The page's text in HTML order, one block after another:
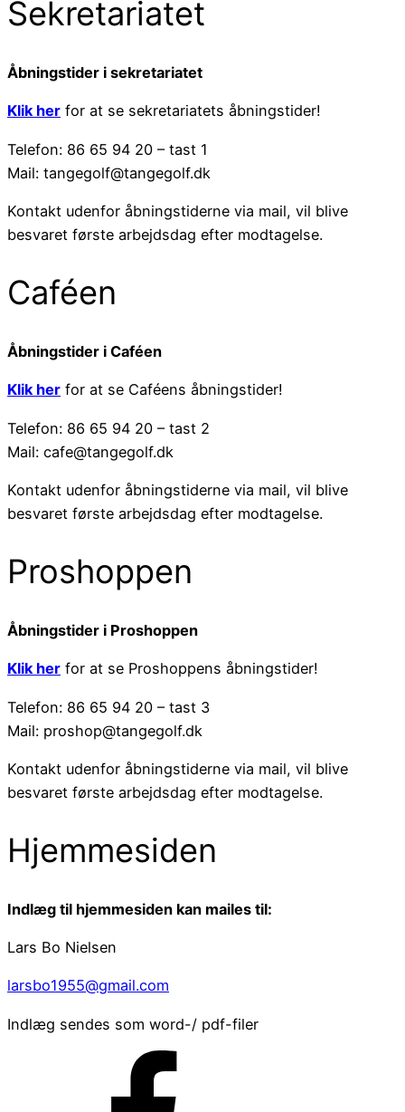
Sekretariatet
Åbningstider i sekretariatet
Klik her for at se sekretariatets åbningstider!
Telefon: 86 65 94 20 – tast 1
Mail: tangegolf@tangegolf.dk
Kontakt udenfor åbningstiderne via mail, vil blive
besvaret første arbejdsdag efter modtagelse.
Caféen
Åbningstider i Caféen
Klik her for at se Caféens åbningstider!
Telefon: 86 65 94 20 – tast 2
Mail: cafe@tangegolf.dk
Kontakt udenfor åbningstiderne via mail, vil blive
besvaret første arbejdsdag efter modtagelse.
Proshoppen
Åbningstider i Proshoppen
Klik her for at se Proshoppens åbningstider!
Telefon: 86 65 94 20 – tast 3
Mail: proshop@tangegolf.dk
Kontakt udenfor åbningstiderne via mail, vil blive
besvaret første arbejdsdag efter modtagelse.
Hjemmesiden
Indlæg til hjemmesiden kan mailes til:
Lars Bo Nielsen
larsbo1955@gmail.com
Indlæg sendes som word-/ pdf-filer